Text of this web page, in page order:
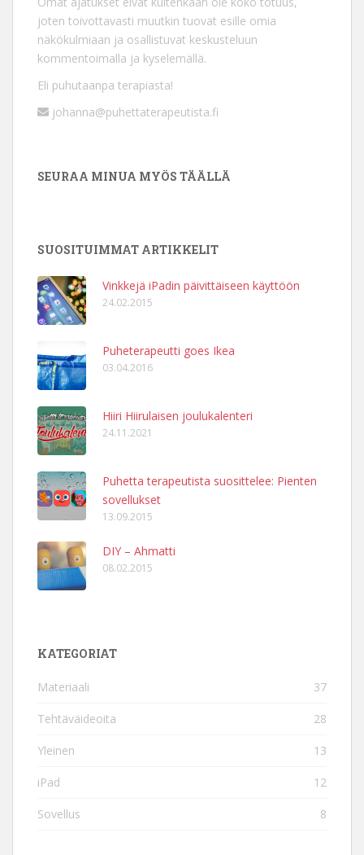
joten toivottavasti muutkin tuovat esille omia
näkökulmiaan ja osallistuvat keskusteluun
kommentoimalla ja kyselemällä.
Eli puhutaanpa terapiasta!
johanna@puhettaterapeutista.fi
SEURAA MINUA MYÖS TÄÄLLÄ
SUOSITUIMMAT ARTIKKELIT
Vinkkejä iPadin päivittäiseen käyttöön
24.02.2015
Puheterapeutti goes Ikea
03.04.2016
Hiiri Hiirulaisen joulukalenteri
24.11.2021
Puhetta terapeutista suosittelee: Pienten
sovellukset
13.09.2015
DIY – Ahmatti
08.02.2015
KATEGORIAT
Materiaali 37
Tehtäväideoita 28
Yleinen 13
iPad 12
Sovellus 8